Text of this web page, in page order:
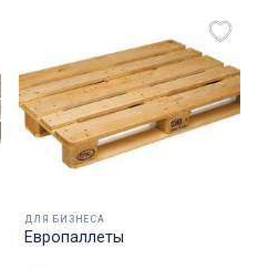
ДЛЯ БИЗНЕСА
Европаллеты